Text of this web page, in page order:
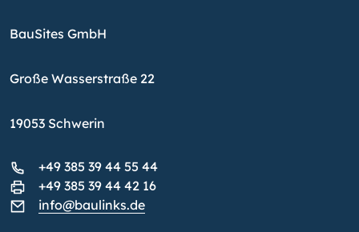
BauSites GmbH
Große Wasserstraße 22
19053 Schwerin
+49 385 39 44 55 44
+49 385 39 44 42 16
info@baulinks.de